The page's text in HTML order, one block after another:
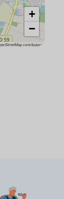
+
−
contributors